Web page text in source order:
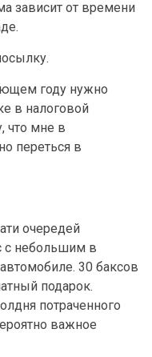
зависит от времени
году нужно
в налоговой
что мне в
переться в
очередей
с небольшим в
30 баксов
подарок.
потраченного
важное